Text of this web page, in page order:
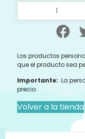
Los productos
que el producto sea
Importante: La
precio.
Volver a la tienda